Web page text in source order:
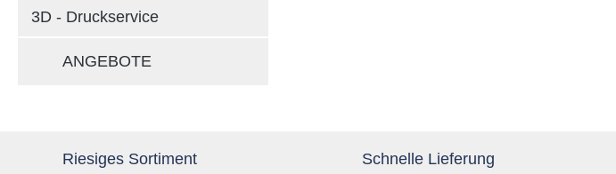
3D - Druckservice
ANGEBOTE
Riesiges Sortiment Schnelle Lieferung